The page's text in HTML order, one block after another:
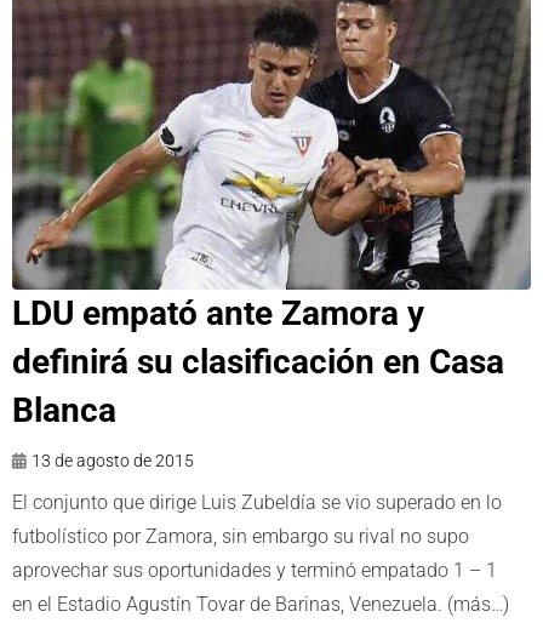
LDU empató ante Zamora y
definirá su clasificación en Casa
Blanca
13 de agosto de 2015
El conjunto que dirige Luis Zubeldía se vio superado en lo
futbolístico por Zamora, sin embargo su rival no supo
aprovechar sus oportunidades y terminó empatado 1 – 1
en el Estadio Agustín Tovar de Barinas, Venezuela. (más…)